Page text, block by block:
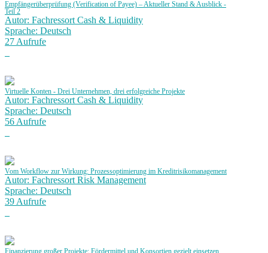
Empfängerüberprüfung (Verification of Payee) – Aktueller Stand & Ausblick -
Teil 2
Autor: Fachressort Cash & Liquidity
Sprache: Deutsch
27 Aufrufe
Virtuelle Konten - Drei Unternehmen, drei erfolgreiche Projekte
Autor: Fachressort Cash & Liquidity
Sprache: Deutsch
56 Aufrufe
Vom Workflow zur Wirkung: Prozessoptimierung im Kreditrisikomanagement
Autor: Fachressort Risk Management
Sprache: Deutsch
39 Aufrufe
Finanzierung großer Projekte: Fördermittel und Konsortien gezielt einsetzen